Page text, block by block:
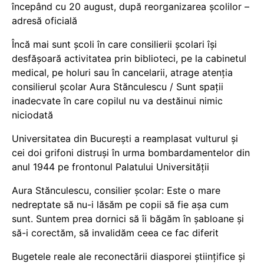
începând cu 20 august, după reorganizarea școlilor –
adresă oficială
Încă mai sunt școli în care consilierii școlari își
desfășoară activitatea prin biblioteci, pe la cabinetul
medical, pe holuri sau în cancelarii, atrage atenția
consilierul școlar Aura Stănculescu / Sunt spații
inadecvate în care copilul nu va destăinui nimic
niciodată
Universitatea din București a reamplasat vulturul și
cei doi grifoni distruși în urma bombardamentelor din
anul 1944 pe frontonul Palatului Universității
Aura Stănculescu, consilier școlar: Este o mare
nedreptate să nu-i lăsăm pe copii să fie așa cum
sunt. Suntem prea dornici să îi băgăm în șabloane și
să-i corectăm, să invalidăm ceea ce fac diferit
Bugetele reale ale reconectării diasporei științifice și